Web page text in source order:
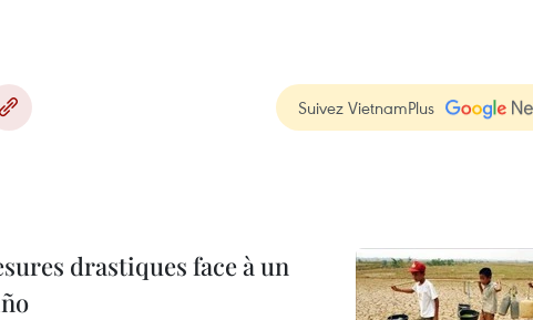
Suivez VietnamPlus
drastiques face à un